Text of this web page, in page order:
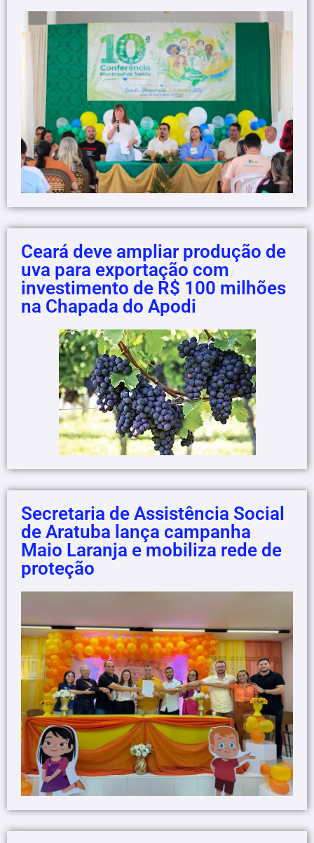
Ceará deve ampliar produção de
uva para exportação com
investimento de R$ 100 milhões
na Chapada do Apodi
Secretaria de Assistência Social
de Aratuba lança campanha
Maio Laranja e mobiliza rede de
proteção